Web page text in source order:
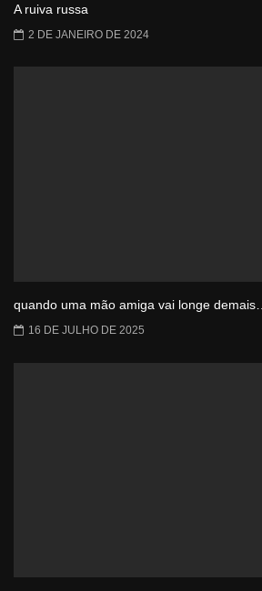
A ruiva russa
2 DE JANEIRO DE 2024
quando uma mão amiga vai longe demais…
16 DE JULHO DE 2025